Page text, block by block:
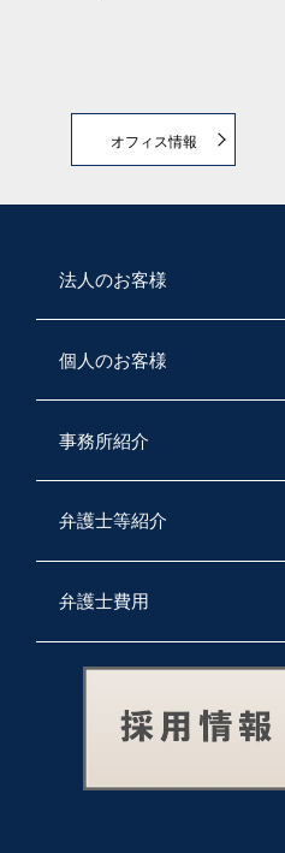
オフィス情報
法人のお客様
個人のお客様
事務所紹介
弁護士等紹介
弁護士費用